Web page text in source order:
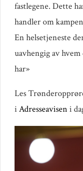
fastlegene. Dette
handler om
En helsetjeneste
uavhengig av
har»
Les
iAdresseavisen i